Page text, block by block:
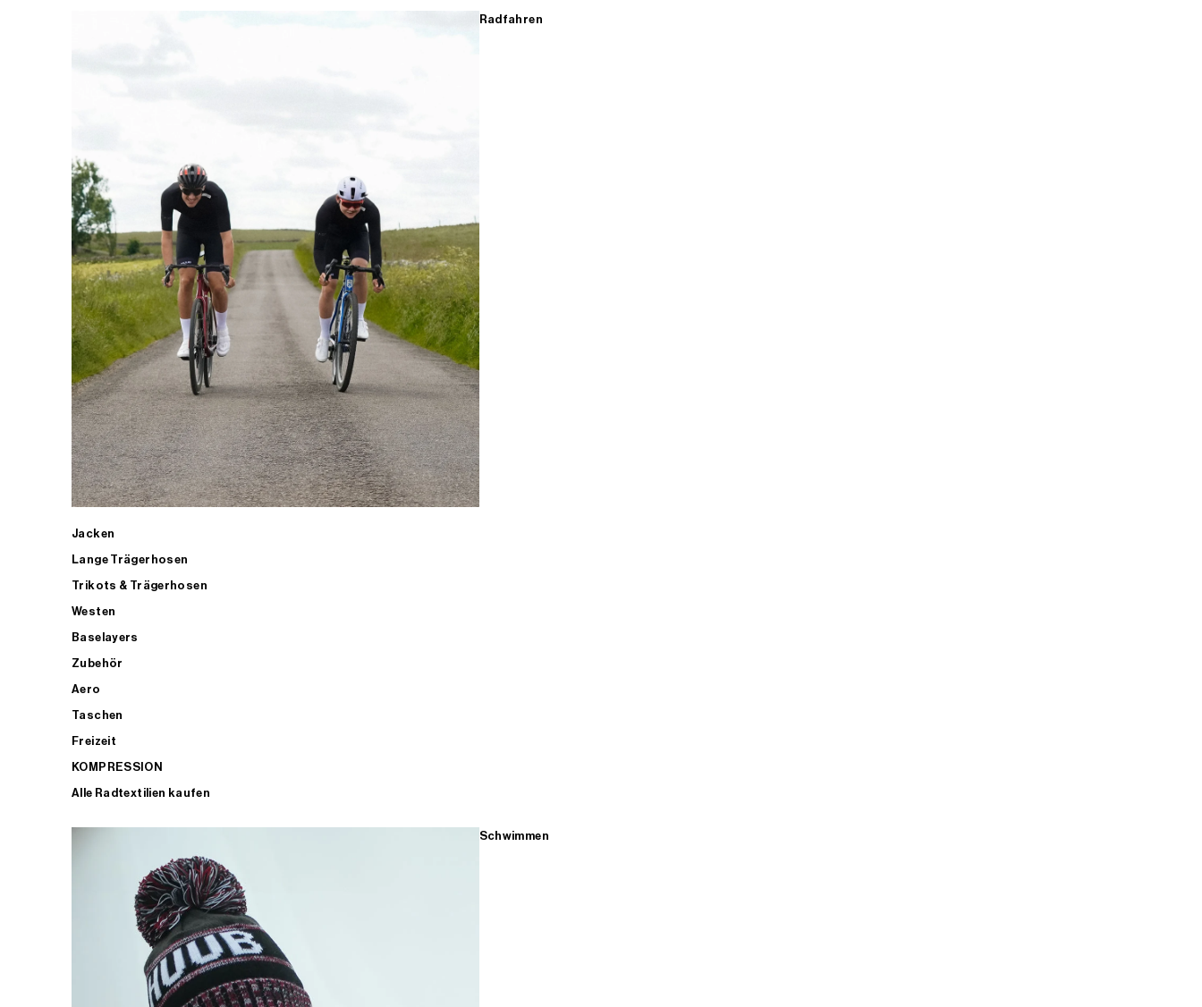
Radfahren
Jacken
Lange Trägerhosen
Trikots & Trägerhosen
Westen
Baselayers
Zubehör
Aero
Taschen
Freizeit
KOMPRESSION
Alle Radtextilien kaufen
Schwimmen